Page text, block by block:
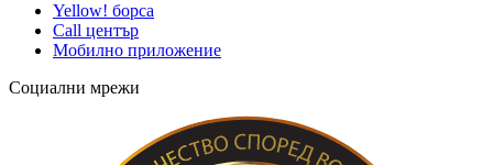
Yellow! борса
Call център
Мобилно приложение
Социални мрежи